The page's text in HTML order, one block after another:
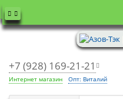
+7 (928) 169-21-21
Интернет магазин Опт: Виталий